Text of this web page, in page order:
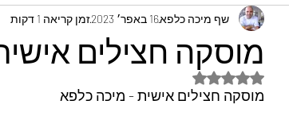
מוסקה חצילים
שף מיכה כלפא16 באפר׳ 2023 זמן קריאה 1 דקות
דירוג של NaN מתוך 5 כוכבים
מוסקה חצילים אישית - מיכה כלפא